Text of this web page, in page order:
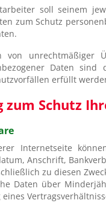
soll seinem
zum Schutz
von unrechtmäßiger
Daten
erfüllt
zum Schutz
Internetseite
Anschrift,
zu diesen
Daten über
eines